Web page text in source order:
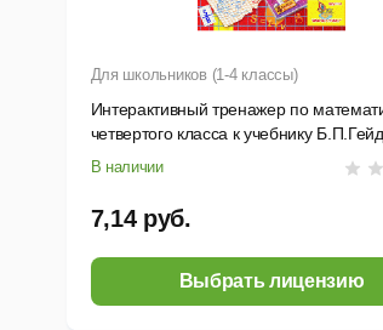
Для школьников (1-4 классы)
Интерактивный тренажер по
четвертого класса к учебнику
др.
В наличии
7,14 руб.
Выбрать лицензию